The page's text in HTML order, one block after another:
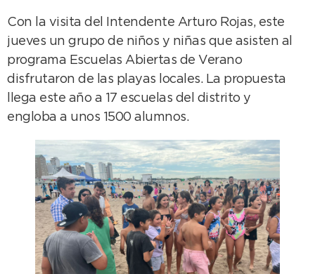
Con la visita del Intendente Arturo Rojas, este
jueves un grupo de niños y niñas que asisten al
programa Escuelas Abiertas de Verano
disfrutaron de las playas locales. La propuesta
llega este año a 17 escuelas del distrito y
engloba a unos 1500 alumnos.